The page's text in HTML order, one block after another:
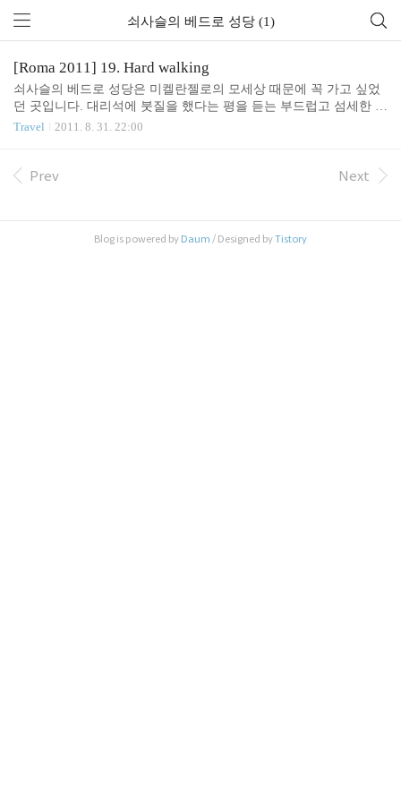
쇠사슬의 베드로 성당 (1)
[Roma 2011] 19. Hard walking
쇠사슬의 베드로 성당은 미켈란젤로의 모세상 때문에 꼭 가고 싶었
던 곳입니다. 대리석에 붓질을 했다는 평을 듣는 부드럽고 섬세한 조
각이 특징입니다. 무엇보다, 미켈란젤로 자신이 모세를 조각해 놓고,
꽤나 한산한 교회에서 모세 상을 한참 바라 봤습니다. 머리에 뿔이
슬이 있습니다. 그래서 쇠사슬의 베드로 성당으로 불리웁니다. 이런
Travel 2011. 8. 31. 22:00
Prev Next
Blog is powered by Daum / Designed byTistory